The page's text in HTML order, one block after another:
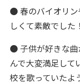
● 春のバイオリン
しくて素敵でした
● 子供が好きな曲
んで大変満足して
校を歌っていたよ